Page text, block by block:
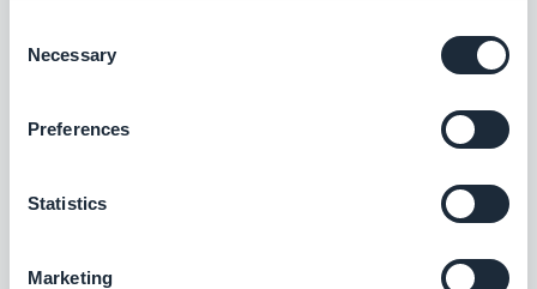
Selection
Necessary
Preferences
Statistics
Marketing
nostro team di assistenza, ma stavamo cercando
un modo migliore per centralizzare questi
suggerimenti, aggiungere le nostre idee e ricevere
il vostro feedback. Da questa riflessione è nato
Il Lab è facilmente accessibile dall'Extensions
Store sul nostro sito web o direttamente dal back